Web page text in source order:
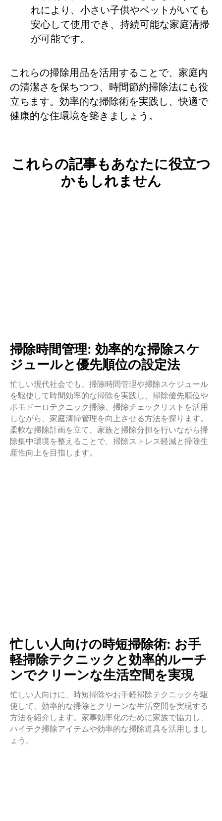
れにより、小さい子供やペットがいても
安心して使用でき、持続可能な家庭清掃
が可能です。
これらの掃除用品を活用することで、家庭内
の清潔さを保ちつつ、時間節約掃除法にも役
立ちます。効率的な掃除術を実践し、快適で
健康的な住環境を築きましょう。
これらの記事もあなたに役立つ
かもしれません
掃除時間管理: 効率的な掃除スケ
ジュールと優先順位の設定法
忙しい現代社会でも、掃除時間管理や掃除スケジュール
を駆使して時間効率的な掃除を実践し、掃除優先順位や
ポモドーロテクニック掃除、掃除チェックリストを活用
しながら、家庭清掃管理を向上させる方法を探ります。
柔軟な掃除計画を立て、家族と掃除分担を行いながら掃
除集中環境を整えることで、掃除ストレス軽減と掃除生
産性向上を目指します。
忙しい人向けの時短掃除術: お手
軽掃除テクニックと効率的ルーチ
ンでクリーンな生活空間を実現
忙しい人向けに、時短掃除やお手軽掃除テクニックを駆
使して、効率的な掃除とクリーンな生活空間を実現する
方法を紹介します。家事効率化のために家族で協力し、
ハイテク掃除アイテムや効率的な掃除道具を活用しまし
ょう。